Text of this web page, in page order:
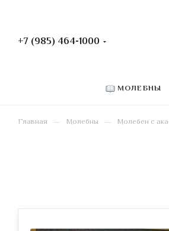
+7 (985) 464-1000
МОЛЕБНЫ
Главная — Молебны — Молебен с